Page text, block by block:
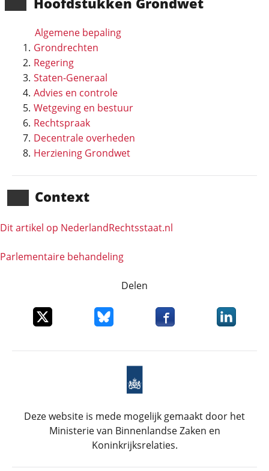
Algemene bepaling
Grondrechten
Regering
Staten-Generaal
Advies en controle
Wetgeving en bestuur
Rechtspraak
Decentrale overheden
Herziening Grondwet
Context
Dit artikel op NederlandRechts­staat.nl
Parlementaire behandeling
Delen
Deel dit item op XDeel dit item op Bluesky
Deel dit item opDeel dit
Deze website is mede mogelijk gemaakt door het
Ministerie van Binnenlandse Zaken en
Koninkrijksrelaties.